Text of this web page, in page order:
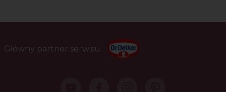
Główny partner serwisu